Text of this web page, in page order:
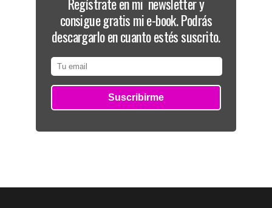
consigue gratis mi e-book. Podrás
descargarlo en cuanto estés suscrito.